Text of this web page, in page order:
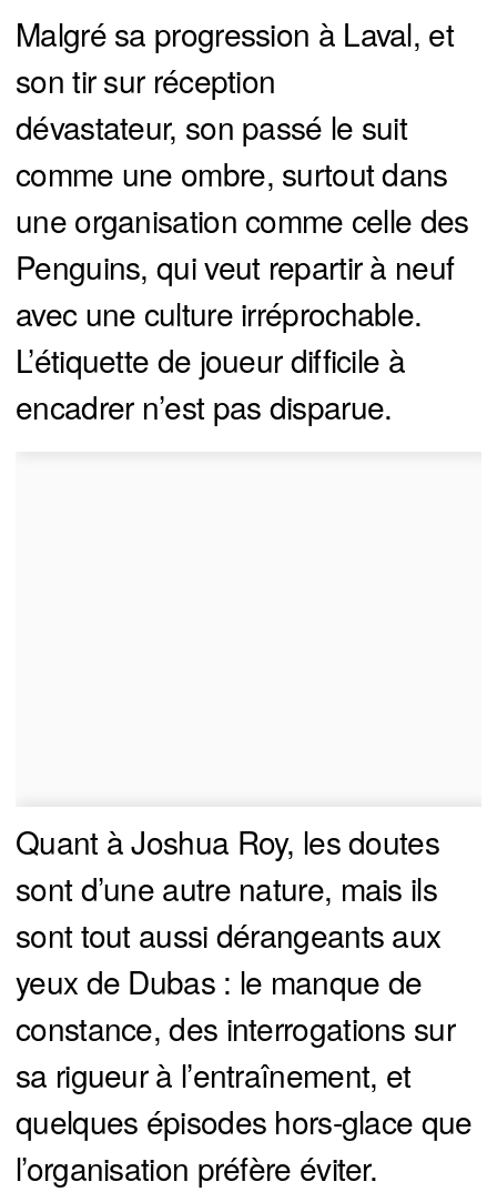
Malgré sa progression à Laval, et
son tir sur réception
dévastateur, son passé le suit
comme une ombre, surtout dans
une organisation comme celle des
Penguins, qui veut repartir à neuf
avec une culture irréprochable.
L’étiquette de joueur difficile à
encadrer n’est pas disparue.
Quant à Joshua Roy, les doutes
sont d’une autre nature, mais ils
sont tout aussi dérangeants aux
yeux de Dubas : le manque de
constance, des interrogations sur
sa rigueur à l’entraînement, et
quelques épisodes hors-glace que
l’organisation préfère éviter.